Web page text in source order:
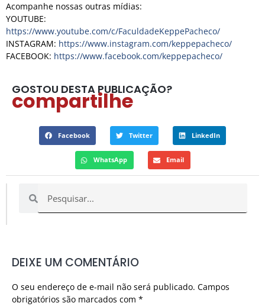
Acompanhe nossas outras mídias:
YOUTUBE:
https://www.youtube.com/c/FaculdadeKeppePacheco/
INSTAGRAM: https://www.instagram.com/keppepacheco/
FACEBOOK: https://www.facebook.com/keppepacheco/
GOSTOU DESTA PUBLICAÇÃO?
compartilhe
Facebook Twitter LinkedIn
WhatsApp Email
DEIXE UM COMENTÁRIO
O seu endereço de e-mail não será publicado. Campos
obrigatórios são marcados com *